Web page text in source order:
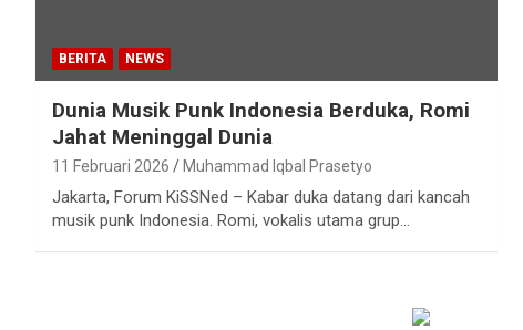
BERITA NEWS
Dunia Musik Punk Indonesia Berduka, Romi
Jahat Meninggal Dunia
11 Februari 2026 Muhammad Iqbal Prasetyo
Jakarta, Forum KiSSNed – Kabar duka datang dari kancah
musik punk Indonesia. Romi, vokalis utama grup…